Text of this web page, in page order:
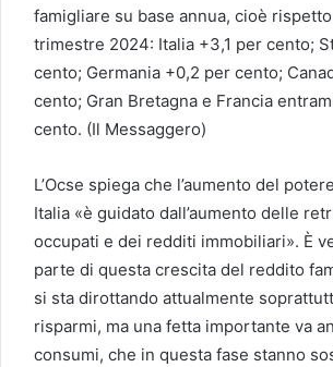
famigliare su base annua, cioè
trimestre 2024: Italia +3,1 per cento;
cento; Germania +0,2 per cento;
cento; Gran Bretagna e Francia
cento. (Il Messaggero)
L’Ocse spiega che l’aumento del
Italia «è guidato dall’aumento delle
occupati e dei redditi immobiliari». È
parte di questa crescita del reddito
si sta dirottando attualmente
risparmi, ma una fetta importante va
consumi, che in questa fase stanno